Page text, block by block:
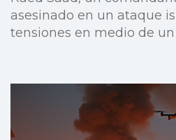
asesinado en un ataque
tensiones en medio de